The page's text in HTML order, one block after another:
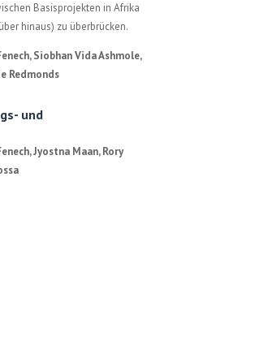
Basisprojekten in Afrika
hinaus) zu überbrücken.
Siobhan Vida Ashmole,
Redmonds
und
Jyostna Maan, Rory